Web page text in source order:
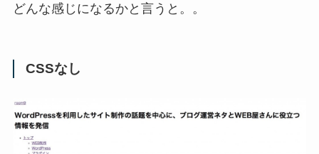
どんな感じになるかと言うと。。
CSSなし